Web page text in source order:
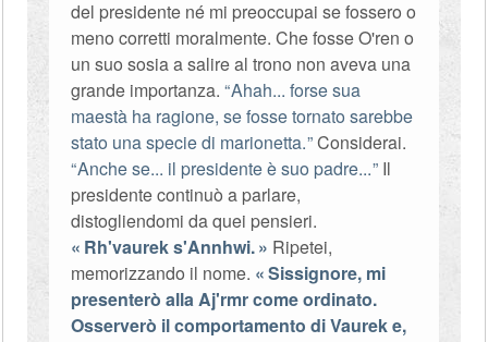
del presidente né mi preoccupai se fossero o
meno corretti moralmente. Che fosse O'ren o
un suo sosia a salire al trono non aveva una
grande importanza. Ahah... forse sua
maestà ha ragione, se fosse tornato sarebbe
stato una specie di marionetta. Considerai.
Anche se... il presidente è suo padre... Il
presidente continuò a parlare,
distogliendomi da quei pensieri.
Rh'vaurek s'Annhwi.
Ripetei,
memorizzando il nome.
Sissignore, mi
presenterò alla Aj'rmr come ordinato.
Osserverò il comportamento di Vaurek e,